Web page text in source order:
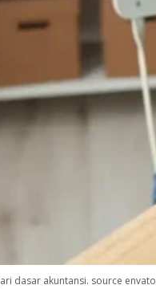
dasar akuntansi. source envato